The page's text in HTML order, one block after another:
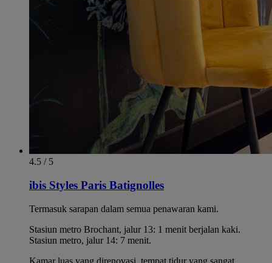
4.5 / 5
ibis Styles Paris Batignolles
Termasuk sarapan dalam semua penawaran kami.
Stasiun metro Brochant, jalur 13: 1 menit berjalan kaki.
Stasiun metro, jalur 14: 7 menit.
Kamar luas yang direnovasi, tempat tidur yang sangat